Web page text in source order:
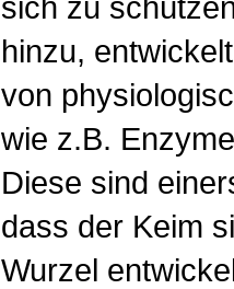
hinzu,
von
wie z.B.
Diese sind
dass der Keim
Wurzel